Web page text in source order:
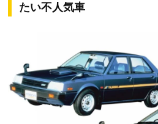
たい不人気車